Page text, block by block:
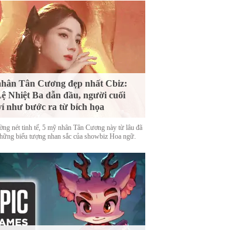
Tân Cương đẹp nhất Cbiz:
Nhiệt Ba dẫn đầu, người cuối
như bước ra từ bích họa
nét tinh tế, 5 mỹ nhân Tân Cương này từ lâu đã
biểu tượng nhan sắc của showbiz Hoa ngữ.